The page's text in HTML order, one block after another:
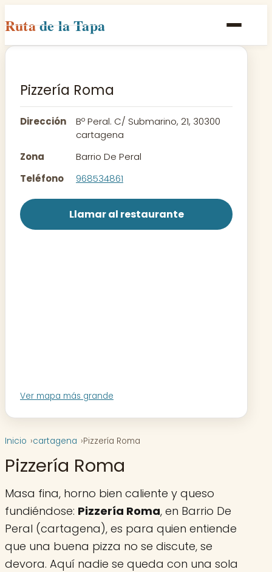
Rutade la Tapa
Inicio
Rutas
Contacto
Pizzería Roma
Dirección
Bº Peral. C/ Submarino, 21, 30300
cartagena
Zona
Barrio De Peral
Teléfono
968534861
Llamar al restaurante
Ver mapa más grande
Inicio cartagena Pizzería Roma
Pizzería Roma
Masa fina, horno bien caliente y queso
fundiéndose: Pizzería Roma, en Barrio De
Peral (cartagena), es para quien entiende
que una buena pizza no se discute, se
devora. Aquí nadie se queda con una sola